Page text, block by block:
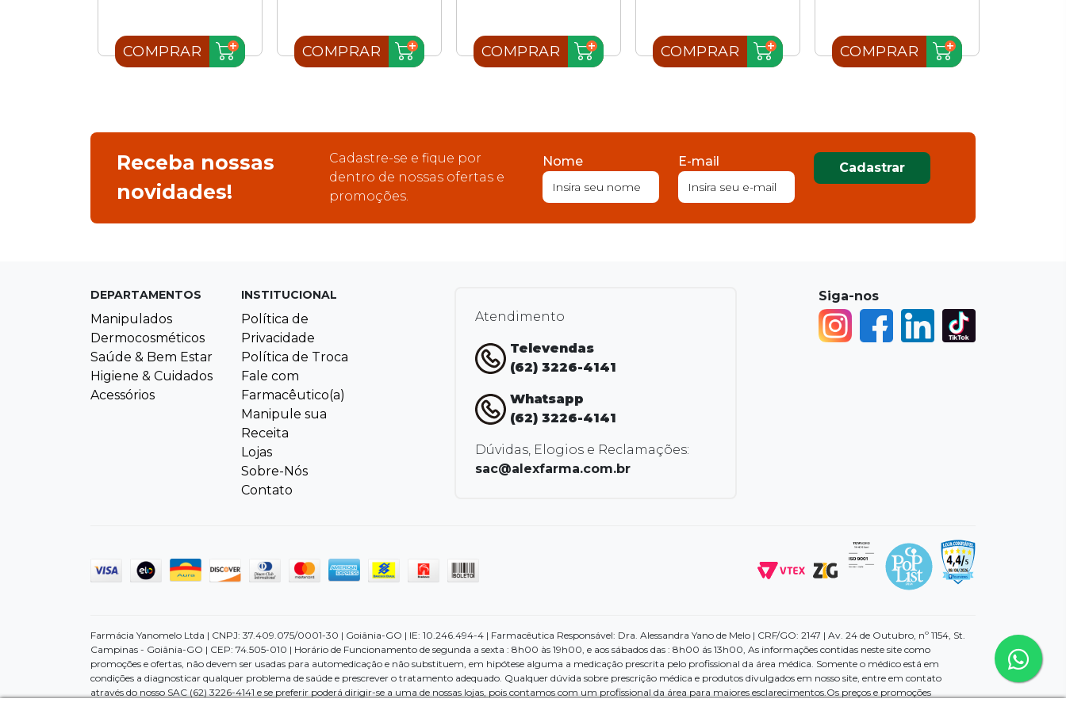
COMPRAR COMPRAR COMPRAR COMPRAR COMPRAR
Receba nossas
novidades!
Cadastre-se e fique por
dentro de nossas ofertas e
promoções.
Nome E-mail Cadastrar
DEPARTAMENTOS
Manipulados
Dermocosméticos
Saúde & Bem Estar
Higiene & Cuidados
Acessórios
INSTITUCIONAL
Política de
Privacidade
Política de Troca
Fale com
Farmacêutico(a)
Manipule sua
Receita
Lojas
Sobre-Nós
Contato
Atendimento
Televendas
(62) 3226-4141
Whatsapp
(62) 3226-4141
Dúvidas, Elogios e Reclamações:
sac@alexfarma.com.br
Siga-nos
Farmácia Yanomelo Ltda | CNPJ: 37.409.075/0001-30 | Goiânia-GO | IE: 10.246.494-4 | Farmacêutica Responsável: Dra. Alessandra Yano de Melo | CRF/GO: 2147 | Av. 24 de Outubro, nº 1154, St.
Campinas - Goiânia-GO | CEP: 74.505-010 | Horário de Funcionamento de segunda a sexta : 8h00 às 19h00, e aos sábados das : 8h00 ás 13h00, As informações contidas neste site como
promoções e ofertas, não devem ser usadas para automedicação e não substituem, em hipótese alguma a medicação prescrita pelo profissional da área médica. Somente o médico está em
condições a diagnosticar qualquer problema de saúde e prescrever o tratamento adequado. Qualquer dúvida sobre prescrição médica e produtos divulgados em nosso site, entre em contato
através do nosso SAC (62) 3226-4141 e se preferir poderá dirigir-se a uma de nossas lojas, pois contamos com um profissional da área para maiores esclarecimentos.Os preços e promoções